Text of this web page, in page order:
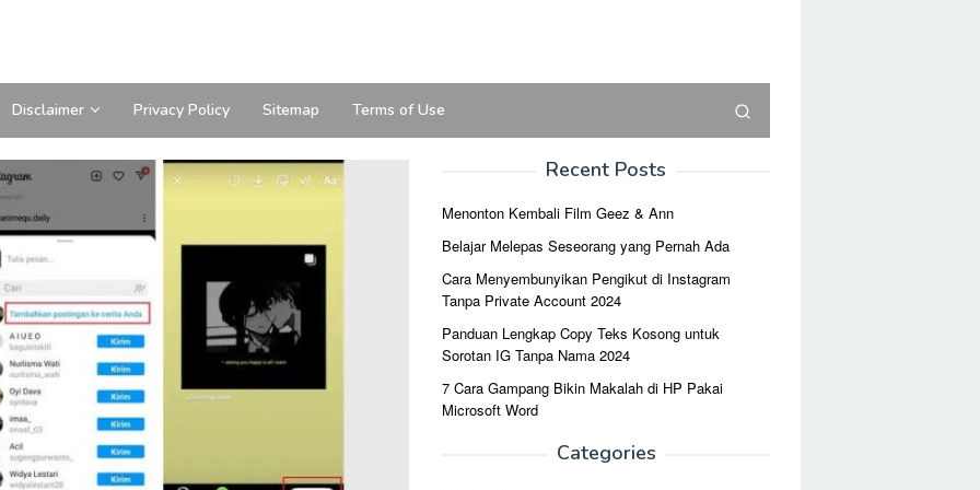
Disclaimer Privacy Policy Sitemap Terms of Use
Recent Posts
Menonton Kembali Film Geez & Ann
Belajar Melepas Seseorang yang Pernah Ada
Cara Menyembunyikan Pengikut di Instagram
Tanpa Private Account 2024
Panduan Lengkap Copy Teks Kosong untuk
Sorotan IG Tanpa Nama 2024
7 Cara Gampang Bikin Makalah di HP Pakai
Microsoft Word
Categories